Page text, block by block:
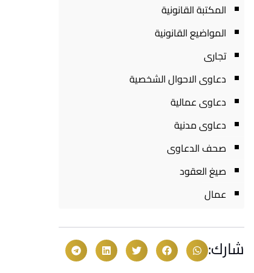
المكتبة القانونية
المواضيع القانونية
تجارى
دعاوى الاحوال الشخصية
دعاوى عمالية
دعاوى مدنية
صحف الدعاوى
صيغ العقود
عمال
شارك: